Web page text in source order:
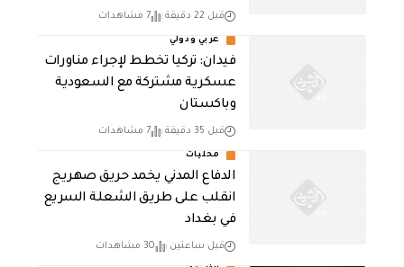
قبل 22 دقيقة 7 مشاهدات
عربي ودولي
فيدان: تركيا تخطط لإجراء مناورات
عسكرية مشتركة مع السعودية
وباكستان
قبل 35 دقيقة 7 مشاهدات
محليات
الدفاع المدني يخمد حريق صهريج
انقلب على طريق الشعلة السريع
في بغداد
قبل ساعتين 30 مشاهدات